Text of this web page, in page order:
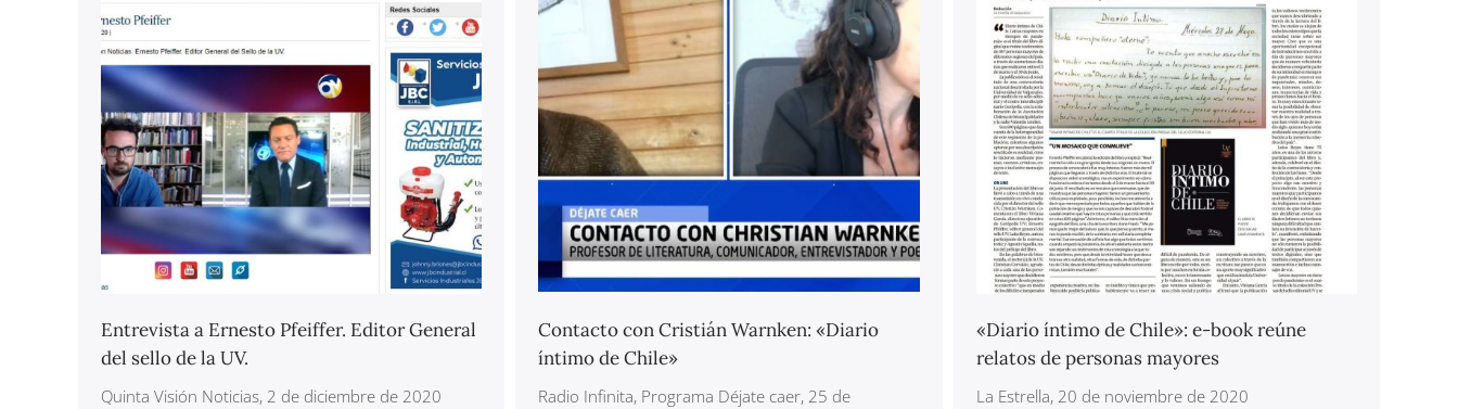
Entrevista a Ernesto Pfeiffer. Editor General
del sello de la UV.
Quinta Visión Noticias, 2 de diciembre de 2020
Contacto con Cristián Warnken: «Diario
íntimo de Chile»
Radio Infinita, Programa Déjate caer, 25 de
«Diario íntimo de Chile»: e-book reúne
relatos de personas mayores
La Estrella, 20 de noviembre de 2020